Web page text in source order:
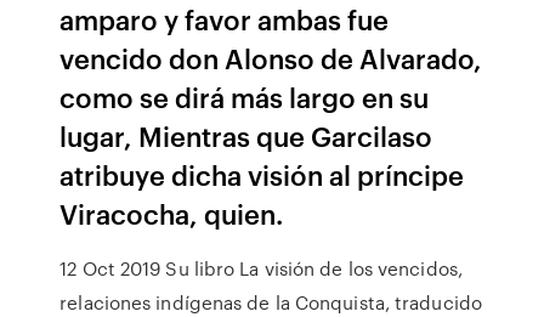
amparo y favor ambas fue
vencido don Alonso de Alvarado,
como se dirá más largo en su
lugar, Mientras que Garcilaso
atribuye dicha visión al príncipe
Viracocha, quien.
12 Oct 2019 Su libro La visión de los vencidos,
relaciones indígenas de la Conquista, traducido